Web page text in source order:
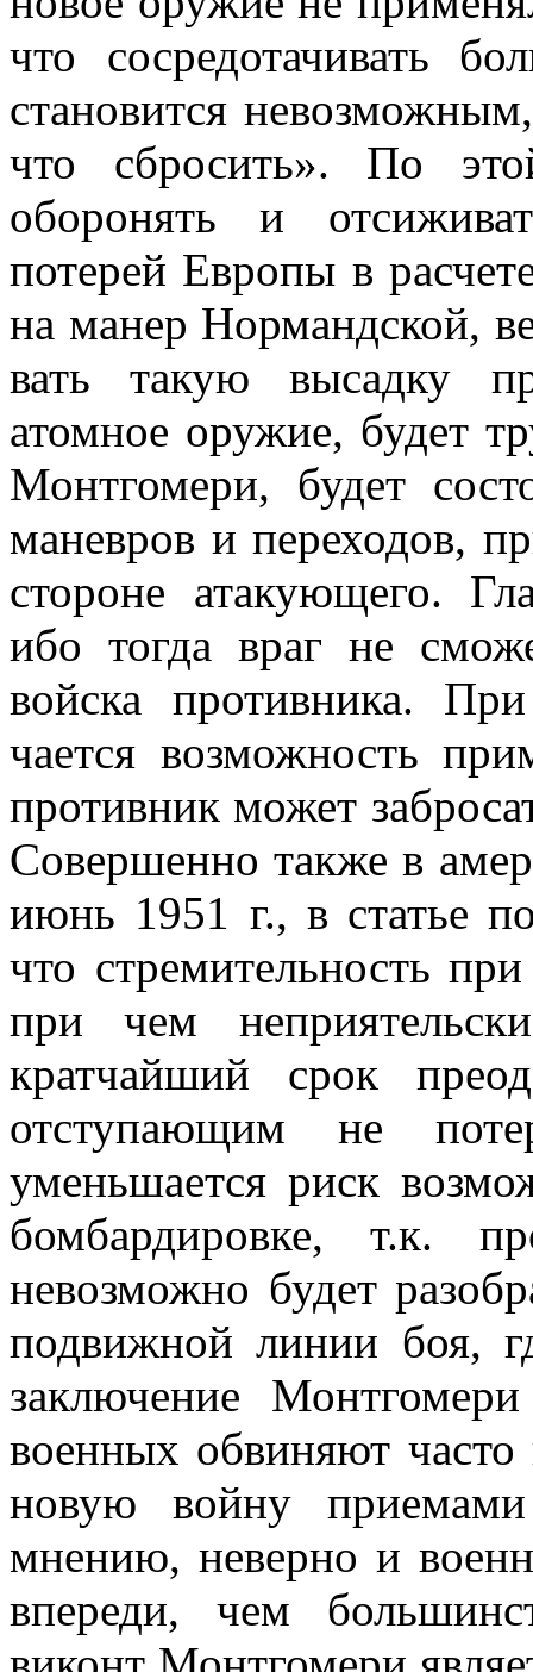
что сосредотачивать
становится
что сбросить». По
оборонять и
потерей Европы в
на манер Нормандской,
вать такую высадку
атомное оружие, будет
Монтгомери, будет
маневров и переходов,
стороне атакующего.
ибо тогда враг не
войска противника.
чается возможность
противник может
Совершенно также в
июнь 1951 г., в статье
что стремительность
при чем
кратчайший срок
отступающим не
уменьшается риск
бомбардировке, т.к.
невозможно будет
подвижной линии боя,
заключение
военных обвиняют часто
новую войну
мнению, неверно и
впереди, чем